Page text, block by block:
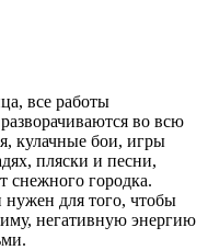
все работы
во всю
кулачные бои, игры
пляски и песни,
снежного городка.
для того, чтобы
негативную энергию